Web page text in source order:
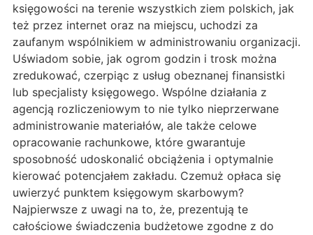
księgowości na terenie wszystkich ziem polskich, jak
też przez internet oraz na miejscu, uchodzi za
zaufanym wspólnikiem w administrowaniu organizacji.
Uświadom sobie, jak ogrom godzin i trosk można
zredukować, czerpiąc z usług obeznanej finansistki
lub specjalisty księgowego. Wspólne działania z
agencją rozliczeniowym to nie tylko nieprzerwane
administrowanie materiałów, ale także celowe
opracowanie rachunkowe, które gwarantuje
sposobność udoskonalić obciążenia i optymalnie
kierować potencjałem zakładu. Czemuż opłaca się
uwierzyć punktem księgowym skarbowym?
Najpierwsze z uwagi na to, że, prezentują te
całościowe świadczenia budżetowe zgodne z do